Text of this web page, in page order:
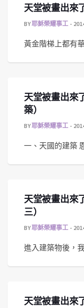
天堂被畫出來
BY耶穌榮耀事工
黃金階梯上都有
天堂被畫出來
築）
BY耶穌榮耀事工
一、天國的建築
天堂被畫出來
三）
BY耶穌榮耀事工
進入建築物後，
天堂被畫出來